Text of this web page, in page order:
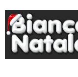
contenuto